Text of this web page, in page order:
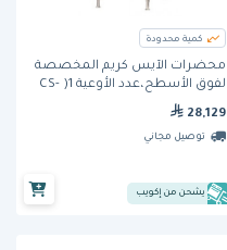
كمية محدودة
محضّرات الآيس كريم المخصصة
لفوق الأسطح،عدد الأوعية 1( CS-
28,129
توصيل مجاني
يشحن من إكويب